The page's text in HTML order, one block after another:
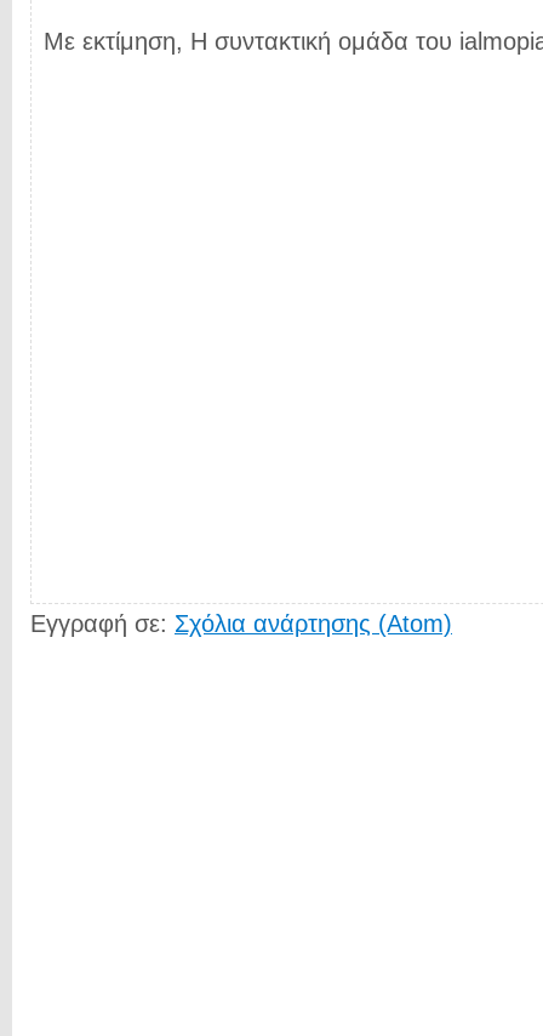
Με εκτίμηση, Η συντακτική ομάδα του
Εγγραφή σε: Σχόλια ανάρτησης (Atom)